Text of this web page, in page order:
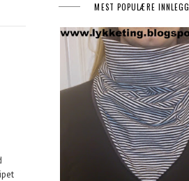
MEST POPULÆRE INNLEGG